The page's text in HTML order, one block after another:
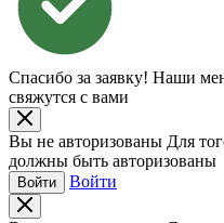
Спасибо за заявку! Наши
свяжутся с вами
Вы не авторизованы Для
должны быть авторизованы
Войти Войти